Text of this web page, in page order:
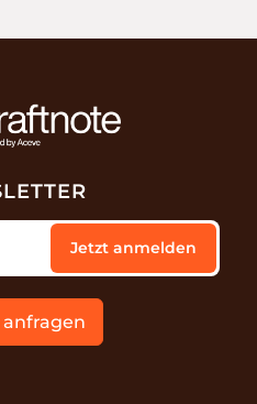
Jetzt anmelden
anfragen